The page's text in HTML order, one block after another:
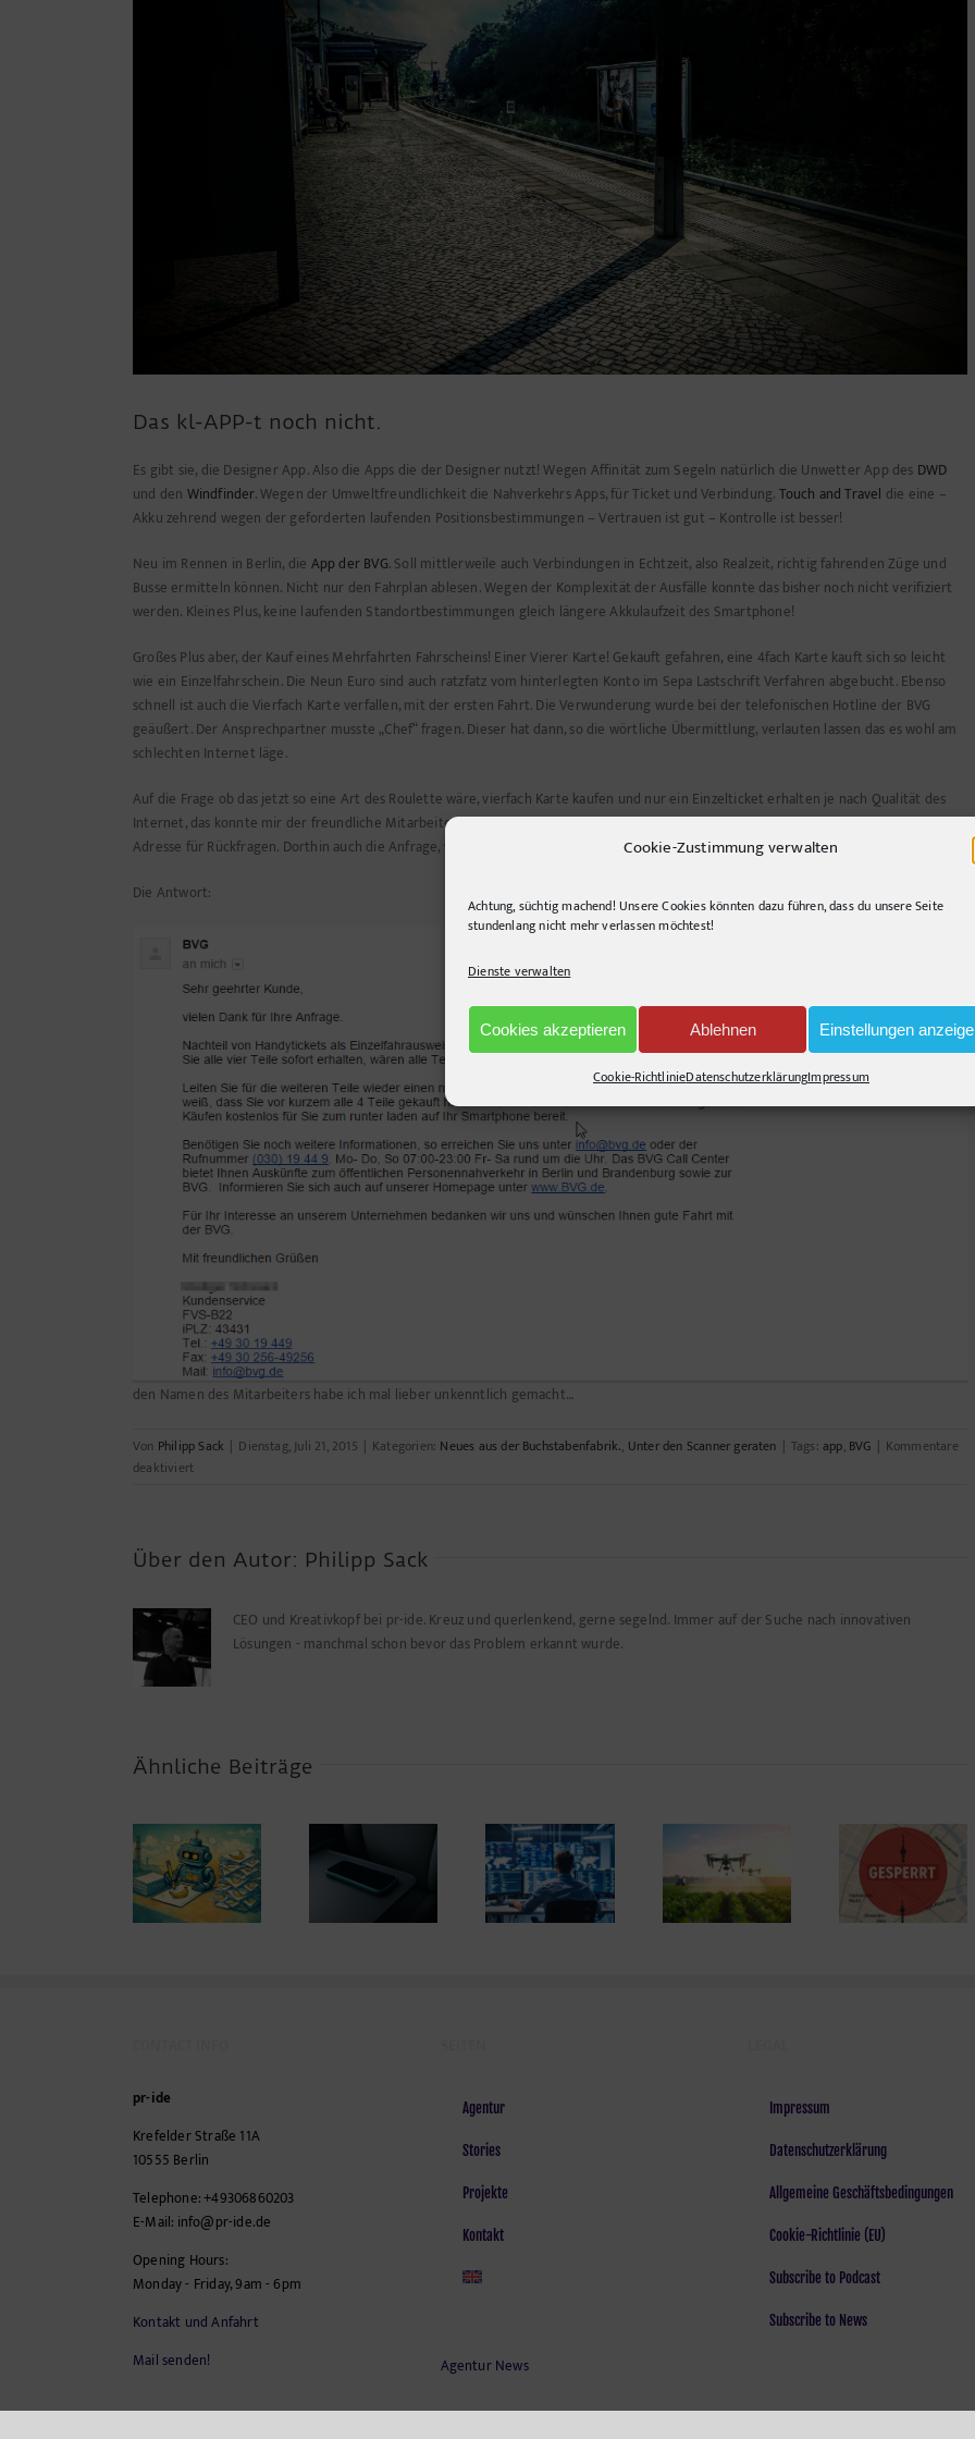
Cookie-Zustimmung verwalten
Achtung, süchtig machend! Unsere Cookies könnten dazu führen, dass du unsere Seite
stundenlang nicht mehr verlassen möchtest!
Dienste verwalten
Cookies akzeptieren Ablehnen Einstellungen
Cookie-RichtlinieDatenschutzerklärungImpressum
Das kl-APP-t noch nicht.
Es gibt sie, die Designer App. Also die Apps die der Designer nutzt! Wegen Affinität zum Segeln natürlich die Unwetter App des DWD
und den Windfinder. Wegen der Umweltfreundlichkeit die Nahverkehrs Apps, für Ticket und Verbindung.Touch and Travel die eine –
Akku zehrend wegen der geforderten laufenden Positionsbestimmungen – Vertrauen ist gut – Kontrolle ist besser!
Neu im Rennen in Berlin, die App der BVG. Soll mittlerweile auch Verbindungen in Echtzeit, also Realzeit, richtig fahrenden Züge und
Busse ermitteln können. Nicht nur den Fahrplan ablesen. Wegen der Komplexität der Ausfälle konnte das bisher noch nicht verifiziert
werden. Kleines Plus, keine laufenden Standortbestimmungen gleich längere Akkulaufzeit des Smartphone!
Großes Plus aber, der Kauf eines Mehrfahrten Fahrscheins! Einer Vierer Karte! Gekauft gefahren, eine 4fach Karte kauft sich so leicht
wie ein Einzelfahrschein. Die Neun Euro sind auch ratzfatz vom hinterlegten Konto im Sepa Lastschrift Verfahren abgebucht. Ebenso
schnell ist auch die Vierfach Karte verfallen, mit der ersten Fahrt. Die Verwunderung wurde bei der telefonischen Hotline der BVG
geäußert. Der Ansprechpartner musste „Chef“ fragen. Dieser hat dann, so die wörtliche Übermittlung, verlauten lassen das es wohl am
schlechten Internet läge.
Auf die Frage ob das jetzt so eine Art des Roulette wäre, vierfach Karte kaufen und nur ein Einzelticket erhalten je nach Qualität des
Internet, das konnte mir der freundliche Mitarbeiter auch nicht beantworten. Aber dem Internet sei Dank, es gibt sie noch, die E-Mail
Adresse für Rückfragen. Dorthin auch die Anfrage, was denn nun mit den restlichen Fahrten des Designer Vierfachscheines sei?
Die Antwort:
den Namen des Mitarbeiters habe ich mal lieber unkenntlich gemacht…
Von Philipp Sack | Dienstag, Juli 21, 2015 | Kategorien: Neues aus der Buchstabenfabrik., Unter den Scanner geraten | Tags:app, BVG | Kommentare
deaktiviertfür
t
Über den Autor: Philipp Sack
CEO und Kreativkopf bei pr-ide. Kreuz und querlenkend, gerne segelnd. Immer auf der Suche nach innovativen
Lösungen - manchmal schon bevor das Problem erkannt wurde.
Ähnliche Beiträge
Wissenschaftsillustrationen
?
? Wenn
das Handy in
den Zug
passt – was
Radien über
Dein Login,
Leichter
denken: Die
neue
Leichtigkeit
der
Sperrung des
gesamten
Fernsehturm-
Areals wegen
–
pr-ide
Krefelder Straße 11A
10555 Berlin
Telephone:+49306860203
E-Mail: info@pr-ide.de
Opening Hours:
Monday - Friday, 9am - 6pm
Kontakt und Anfahrt
Mail senden!
Agentur
Stories
Projekte
Kontakt
Agentur News
Impressum
Datenschutzerklärung
Allgemeine Geschäftsbedingungen
Cookie-Richtlinie (EU)
Subscribe to Podcast
Subscribe to News